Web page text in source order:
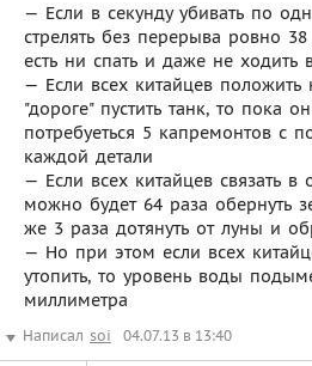
— Если в секунду убивать по
стрелять без перерыва ровно
есть ни спать и даже не ходить
— Если всех китайцев
"дороге" пустить танк, то пока
потребуеться 5 капремонтов с
каждой детали
— Если всех китайцев связать в
можно будет 64 раза обернуть
же 3 раза дотянуть от луны и
— Но при этом если всех
утопить, то уровень воды
миллиметра
Написал soi 04.07.13 в 13:40